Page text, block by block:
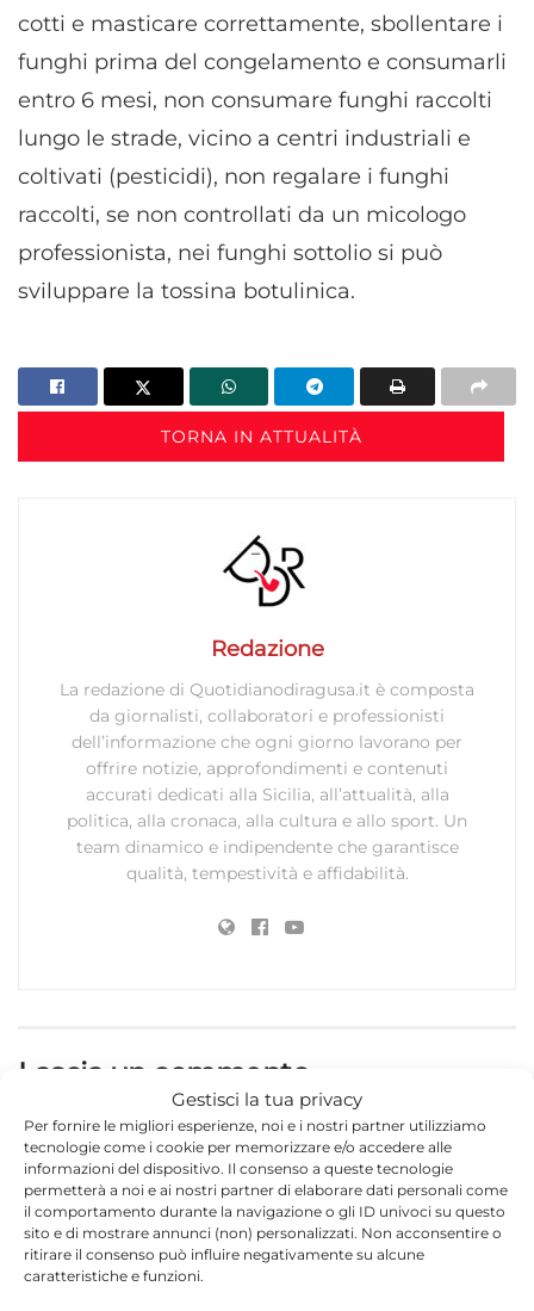
Gestisci la tua privacy
Per fornire le migliori esperienze, noi e i nostri partner utilizziamo
tecnologie come i cookie per memorizzare e/o accedere alle
informazioni del dispositivo. Il consenso a queste tecnologie
permetterà a noi e ai nostri partner di elaborare dati personali come
il comportamento durante la navigazione o gli ID univoci su questo
sito e di mostrare annunci (non) personalizzati. Non acconsentire o
ritirare il consenso può influire negativamente su alcune
caratteristiche e funzioni.
cotti e masticare correttamente, sbollentare i
funghi prima del congelamento e consumarli
entro 6 mesi, non consumare funghi raccolti
lungo le strade, vicino a centri industriali e
coltivati (pesticidi), non regalare i funghi
raccolti, se non controllati da un micologo
professionista, nei funghi sottolio si può
sviluppare la tossina botulinica.
TORNA IN ATTUALITÀ
Redazione
La redazione di Quotidianodiragusa.it è composta
da giornalisti, collaboratori e professionisti
dell’informazione che ogni giorno lavorano per
offrire notizie, approfondimenti e contenuti
accurati dedicati alla Sicilia, all’attualità, alla
politica, alla cronaca, alla cultura e allo sport. Un
team dinamico e indipendente che garantisce
qualità, tempestività e affidabilità.
Lascia un commento
Il tuo indirizzo email non sarà pubblicato. I campi
obbligatori sono contrassegnati*
Commento *